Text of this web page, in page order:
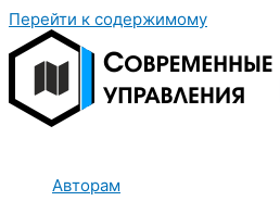
Перейти к содержимому
Авторам